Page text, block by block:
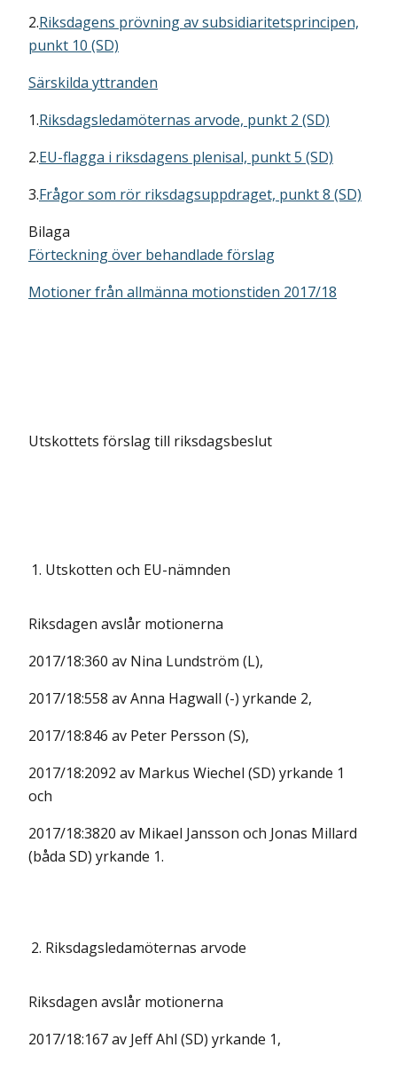
2.Riksdagens prövning av subsidiaritetsprincipen,
punkt 10 (SD)
Särskilda yttranden
1.Riksdagsledamöternas arvode, punkt 2 (SD)
2.EU-flagga i riksdagens plenisal, punkt 5 (SD)
3.Frågor som rör riksdagsuppdraget, punkt 8 (SD)
Bilaga
Förteckning över behandlade förslag
Motioner från allmänna motionstiden 2017/18
Utskottets förslag till riksdagsbeslut
1. Utskotten och EU-nämnden
Riksdagen avslår motionerna
2017/18:360 av Nina Lundström (L),
2017/18:558 av Anna Hagwall (-) yrkande 2,
2017/18:846 av Peter Persson (S),
2017/18:2092 av Markus Wiechel (SD) yrkande 1
och
2017/18:3820 av Mikael Jansson och Jonas Millard
(båda SD) yrkande 1.
2. Riksdagsledamöternas arvode
Riksdagen avslår motionerna
2017/18:167 av Jeff Ahl (SD) yrkande 1,